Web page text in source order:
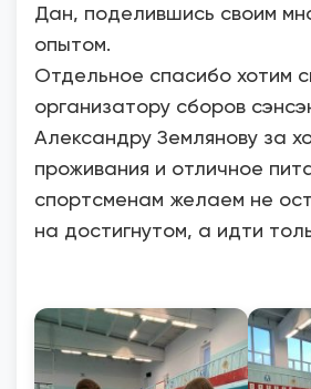
Дан, поделившись своим
опытом.
Отдельное спасибо хотим
организатору сборов
Александру Землянову за
проживания и отличное
спортсменам желаем не
на достигнутом, а идти